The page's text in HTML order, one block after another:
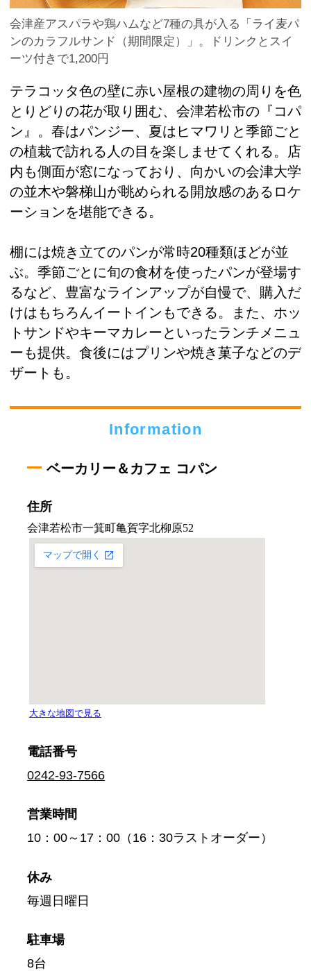
会津産アスパラや鶏ハムなど7種の具が入る「ライ麦パ
ンのカラフルサンド（期間限定）」。ドリンクとスイ
ーツ付きで1,200円
テラコッタ色の壁に赤い屋根の建物の周りを色
とりどりの花が取り囲む、会津若松市の『コパ
ン』。春はパンジー、夏はヒマワリと季節ごと
の植栽で訪れる人の目を楽しませてくれる。店
内も側面が窓になっており、向かいの会津大学
の並木や磐梯山が眺められる開放感のあるロケ
ーションを堪能できる。
棚には焼き立てのパンが常時20種類ほどが並
ぶ。季節ごとに旬の食材を使ったパンが登場す
るなど、豊富なラインアップが自慢で、購入だ
けはもちろんイートインもできる。また、ホッ
トサンドやキーマカレーといったランチメニュ
ーも提供。食後にはプリンや焼き菓子などのデ
ザートも。
Information
ベーカリー＆カフェ コパン
住所
電話番号
0242-93-7566
営業時間
10：00～17：00（16：30ラストオーダー）
休み
毎週日曜日
駐車場
8台